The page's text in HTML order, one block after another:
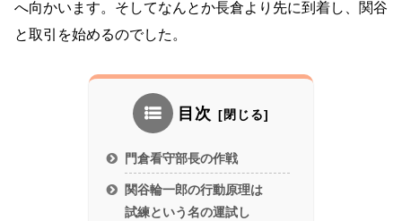
へ向かいます。そしてなんとか長倉より先に到着し、関谷
と取引を始めるのでした。
目次
門倉看守部長の作戦
関谷輪一郎の行動原理は
試練という名の運試し